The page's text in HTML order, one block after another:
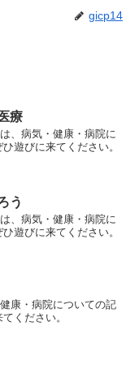
gicp14
療
、病気・健康・病院に
遊びに来てください。
う
、病気・健康・病院に
遊びに来てください。
康・病院についての記
ください。